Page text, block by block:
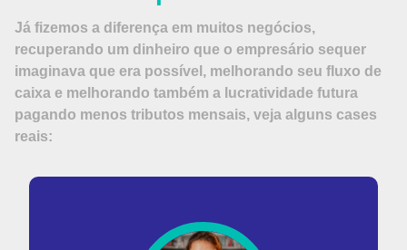
Já fizemos a diferença em muitos negócios,
recuperando um dinheiro que o empresário sequer
imaginava que era possível, melhorando seu fluxo de
caixa e melhorando também a lucratividade futura
pagando menos tributos mensais, veja alguns cases
reais: